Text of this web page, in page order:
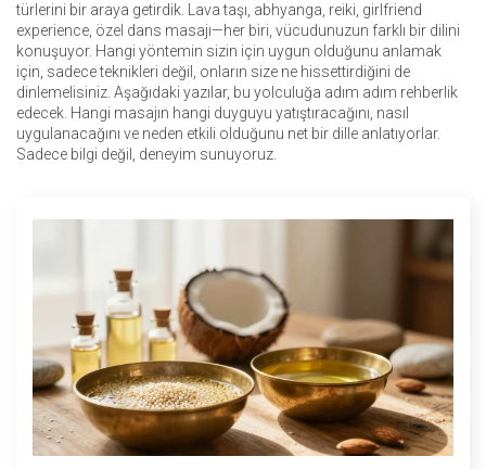
türlerini bir araya getirdik. Lava taşı, abhyanga, reiki, girlfriend
experience, özel dans masajı—her biri, vücudunuzun farklı bir dilini
konuşuyor. Hangi yöntemin sizin için uygun olduğunu anlamak
için, sadece teknikleri değil, onların size ne hissettirdiğini de
dinlemelisiniz. Aşağıdaki yazılar, bu yolculuğa adım adım rehberlik
edecek. Hangi masajın hangi duyguyu yatıştıracağını, nasıl
uygulanacağını ve neden etkili olduğunu net bir dille anlatıyorlar.
Sadece bilgi değil, deneyim sunuyoruz.